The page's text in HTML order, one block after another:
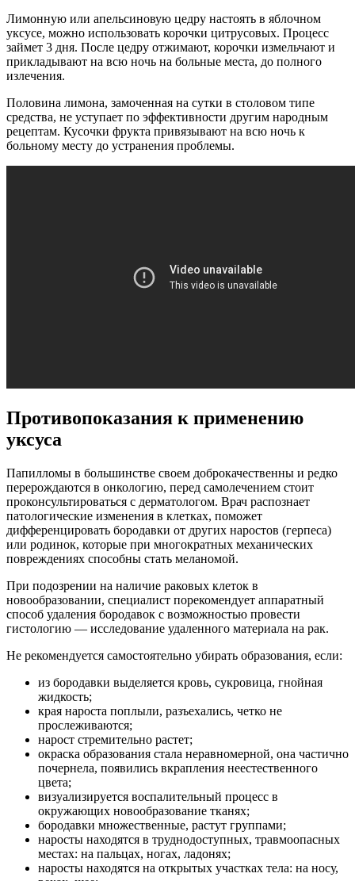
Лимонную или апельсиновую цедру настоять в яблочном
уксусе, можно использовать корочки цитрусовых. Процесс
займет 3 дня. После цедру отжимают, корочки измельчают и
прикладывают на всю ночь на больные места, до полного
излечения.
Половина лимона, замоченная на сутки в столовом типе
средства, не уступает по эффективности другим народным
рецептам. Кусочки фрукта привязывают на всю ночь к
больному месту до устранения проблемы.
Противопоказания к применению
уксуса
Папилломы в большинстве своем доброкачественны и редко
перерождаются в онкологию, перед самолечением стоит
проконсультироваться с дерматологом. Врач распознает
патологические изменения в клетках, поможет
дифференцировать бородавки от других наростов (герпеса)
или родинок, которые при многократных механических
повреждениях способны стать меланомой.
При подозрении на наличие раковых клеток в
новообразовании, специалист порекомендует аппаратный
способ удаления бородавок с возможностью провести
гистологию — исследование удаленного материала на рак.
Не рекомендуется самостоятельно убирать образования, если:
из бородавки выделяется кровь, сукровица, гнойная
жидкость;
края нароста поплыли, разъехались, четко не
прослеживаются;
нарост стремительно растет;
окраска образования стала неравномерной, она частично
почернела, появились вкрапления неестественного
цвета;
визуализируется воспалительный процесс в
окружающих новообразование тканях;
бородавки множественные, растут группами;
наросты находятся в труднодоступных, травмоопасных
местах: на пальцах, ногах, ладонях;
наросты находятся на открытых участках тела: на носу,